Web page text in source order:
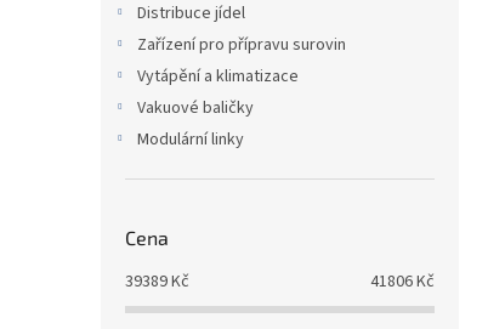
Distribuce jídel
Zařízení pro přípravu surovin
Vytápění a klimatizace
Vakuové baličky
Modulární linky
Cena
39389Kč 41806Kč